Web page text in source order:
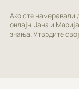
Ако сте намеравали
онлајн, Јана и
знања. Утврдите